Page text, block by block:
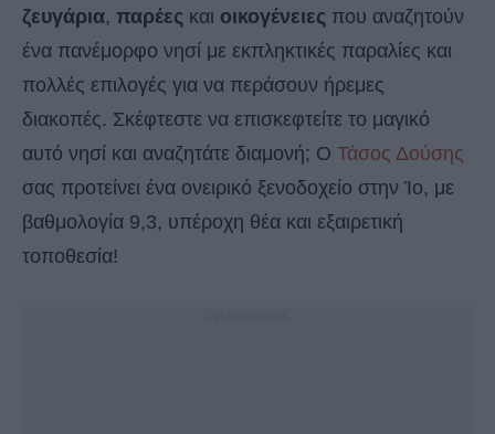
ζευγάρια, παρέες και οικογένειες που αναζητούν
ένα πανέμορφο νησί με εκπληκτικές παραλίες και
πολλές επιλογές για να περάσουν ήρεμες
διακοπές. Σκέφτεστε να επισκεφτείτε το μαγικό
αυτό νησί και αναζητάτε διαμονή; Ο Τάσος Δούσης
σας προτείνει ένα ονειρικό ξενοδοχείο στην Ίο, με
βαθμολογία 9,3, υπέροχη θέα και εξαιρετική
τοποθεσία!